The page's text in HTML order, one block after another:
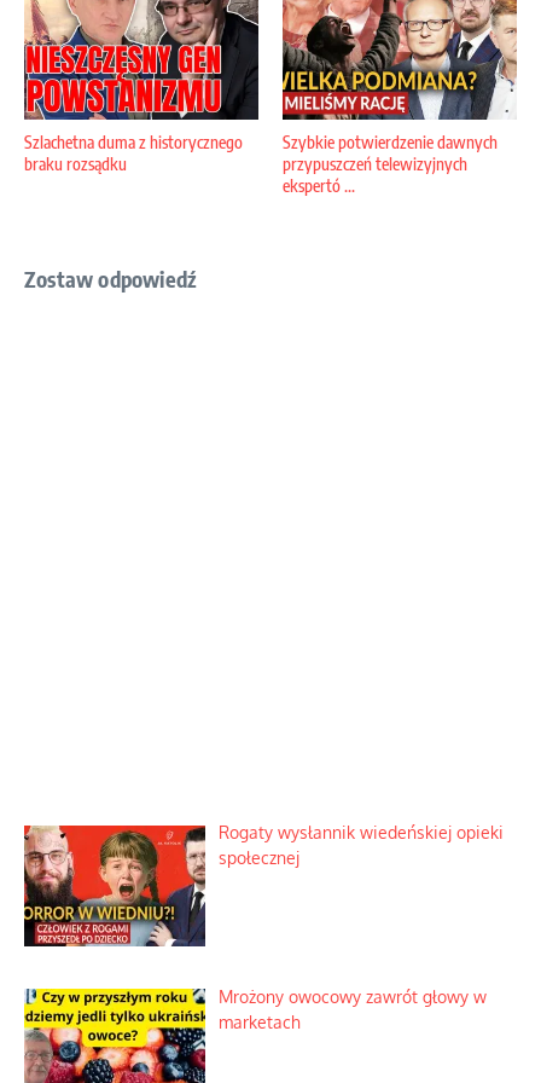
Szlachetna duma z historycznego
braku rozsądku
Szybkie potwierdzenie dawnych
przypuszczeń telewizyjnych
ekspertó ...
Zostaw odpowiedź
Rogaty wysłannik wiedeńskiej opieki
społecznej
Mrożony owocowy zawrót głowy w
marketach